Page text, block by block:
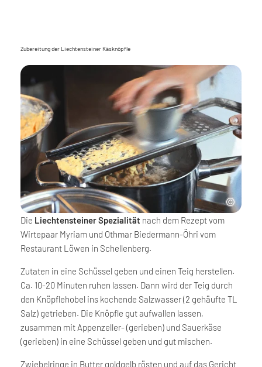
Zubereitung der Liechtensteiner Käsknöpfle
Die Liechtensteiner Spezialität nach dem Rezept vom
Wirtepaar Myriam und Othmar Biedermann-Öhri vom
Restaurant Löwen in Schellenberg.
Zutaten in eine Schüssel geben und einen Teig herstellen.
Ca. 10-20 Minuten ruhen lassen. Dann wird der Teig durch
den Knöpflehobel ins kochende Salzwasser (2 gehäufte TL
Salz) getrieben. Die Knöpfle gut aufwallen lassen,
zusammen mit Appenzeller- (gerieben) und Sauerkäse
(gerieben) in eine Schüssel geben und gut mischen.
Zwiebelringe in Butter goldgelb rösten und auf das Gericht